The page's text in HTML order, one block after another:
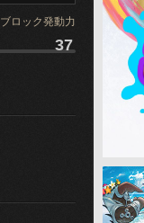
ブロック発動力
37